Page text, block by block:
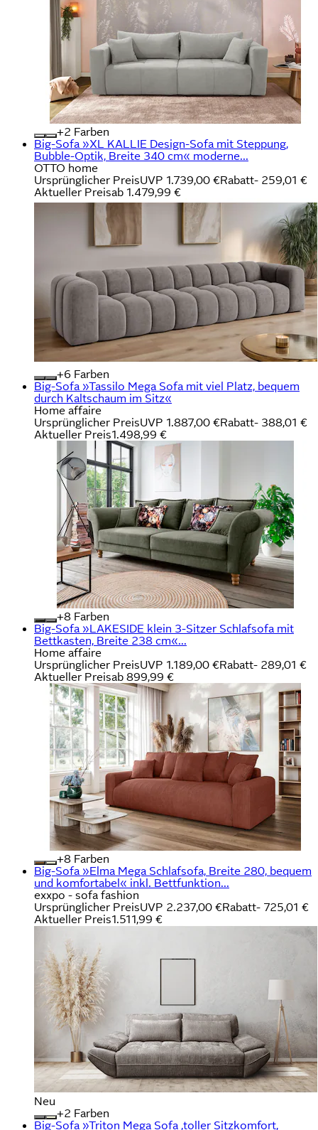
+
Farben
Big-Sofa »XL KALLIE Design-Sofa mit Steppung,
Bubble-Optik, Breite 340 cm« moderne...
OTTO home
Ursprünglicher PreisUVP 1.739,00 €Rabatt- 259,01 €
Aktueller Preisab 1.479,99 €
+
Farben
Big-Sofa »Tassilo Mega Sofa mit viel Platz, bequem
durch Kaltschaum im Sitz«
Home affaire
Ursprünglicher PreisUVP 1.887,00 €Rabatt- 388,01 €
Aktueller Preis1.498,99 €
+
Farben
Big-Sofa »LAKESIDE klein 3-Sitzer Schlafsofa mit
Bettkasten, Breite 238 cm«...
Home affaire
Ursprünglicher PreisUVP 1.189,00 €Rabatt- 289,01 €
Aktueller Preisab 899,99 €
+
Farben
Big-Sofa »Elma Mega Schlafsofa, Breite 280, bequem
und komfortabel« inkl. Bettfunktion...
exxpo - sofa fashion
Ursprünglicher PreisUVP 2.237,00 €Rabatt- 725,01 €
Aktueller Preis1.511,99 €
Neu
+
Farben
Big-Sofa »Triton Mega Sofa ,toller Sitzkomfort,